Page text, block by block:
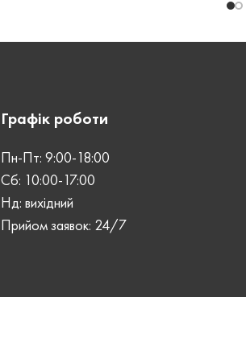
ЗАСТІБКА
Графік роботи
Пн-Пт: 9:00-18:00
Сб: 10:00-17:00
Нд: вихідний
Прийом заявок: 24/7